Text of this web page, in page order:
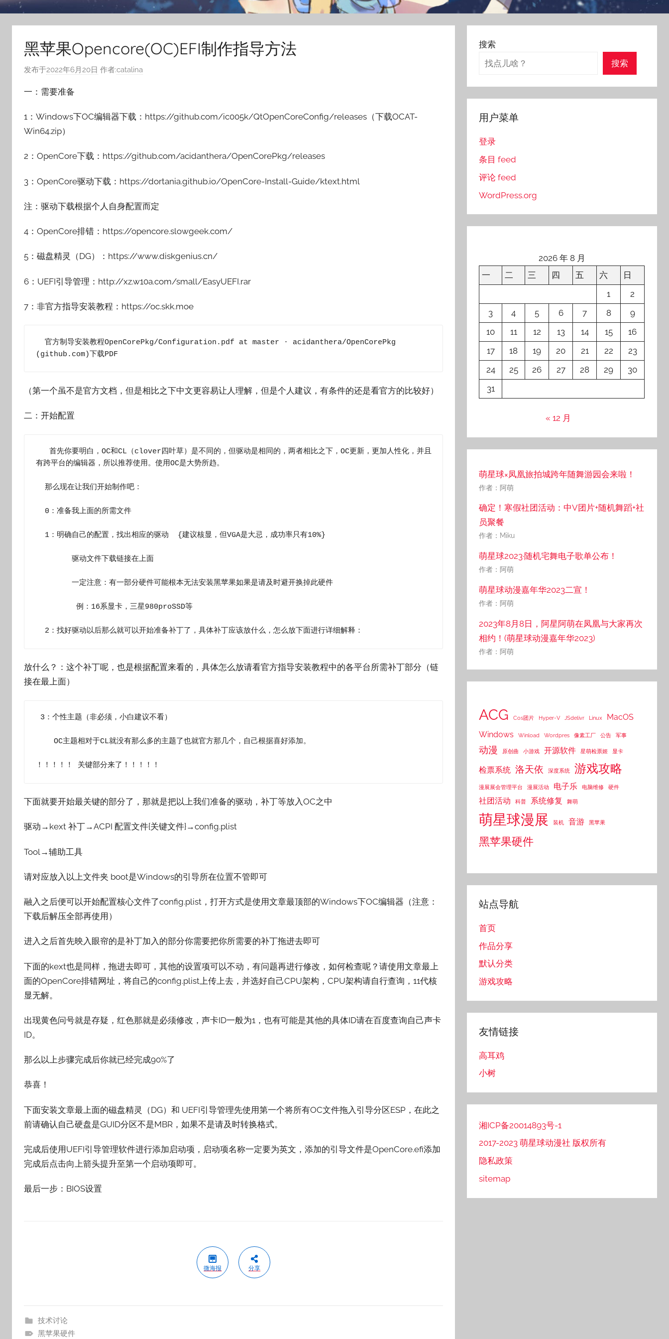
黑苹果Opencore(OC)EFI制作指导方法
发布于2022年6月20日 作者:catalina
一：需要准备
1：Windows下OC编辑器下载：https://github.com/ic005k/QtOpenCoreConfig/releases（下载OCAT-
Win64.zip）
2：OpenCore下载：https://github.com/acidanthera/OpenCorePkg/releases
3：OpenCore驱动下载：https://dortania.github.io/OpenCore-Install-Guide/ktext.html
注：驱动下载根据个人自身配置而定
4：OpenCore排错：https://opencore.slowgeek.com/
5：磁盘精灵（DG）：https://www.diskgenius.cn/
6：UEFI引导管理：http://xz.w10a.com/small/EasyUEFI.rar
7：非官方指导安装教程：https://oc.skk.moe
(github.com)下载PDF
（第一个虽不是官方文档，但是相比之下中文更容易让人理解，但是个人建议，有条件的还是看官方的比较好）
二：开始配置
有跨平台的编辑器，所以推荐使用。使用OC是大势所趋。
  2：找好驱动以后那么就可以开始准备补丁了，具体补丁应该放什么，怎么放下面进行详细解释：
放什么？：这个补丁呢，也是根据配置来看的，具体怎么放请看官方指导安装教程中的各平台所需补丁部分（链
接在最上面）
！！！！！ 关键部分来了！！！！！
下面就要开始最关键的部分了，那就是把以上我们准备的驱动，补丁等放入OC之中
驱动→kext 补丁→ACPI 配置文件{关键文件}→config.plist
Tool→辅助工具
请对应放入以上文件夹 boot是Windows的引导所在位置不管即可
融入之后便可以开始配置核心文件了config.plist，打开方式是使用文章最顶部的Windows下OC编辑器（注意：
下载后解压全部再使用）
进入之后首先映入眼帘的是补丁加入的部分你需要把你所需要的补丁拖进去即可
下面的kext也是同样，拖进去即可，其他的设置项可以不动，有问题再进行修改，如何检查呢？请使用文章最上
面的OpenCore排错网址，将自己的config.plist上传上去，并选好自己CPU架构，CPU架构请自行查询，11代核
显无解。
出现黄色问号就是存疑，红色那就是必须修改，声卡ID一般为1，也有可能是其他的具体ID请在百度查询自己声卡
ID。
那么以上步骤完成后你就已经完成90%了
恭喜！
下面安装文章最上面的磁盘精灵（DG）和 UEFI引导管理先使用第一个将所有OC文件拖入引导分区ESP，在此之
前请确认自己硬盘是GUID分区不是MBR，如果不是请及时转换格式。
完成后使用UEFI引导管理软件进行添加启动项，启动项名称一定要为英文，添加的引导文件是OpenCore.efi添加
完成后点击向上箭头提升至第一个启动项即可。
最后一步：BIOS设置
微海报 分享
技术讨论
黑苹果硬件
搜索
搜索
用户菜单
登录
条目 feed
评论 feed
WordPress.org
2026 年 8 月
一
二 三 四 五 六
日
1
2
3
4 5 6 7 8
9
10
11 12 13 14 15
16
17
18 19 20 21 22
23
24
25 26 27 28 29
30
31
« 12 月
萌星球×凤凰旅拍城跨年随舞游园会来啦！
作者：阿萌
确定！寒假社团活动：中V团片+随机舞蹈+社
员聚餐
作者：Miku
萌星球2023·随机宅舞电子歌单公布！
作者：阿萌
萌星球动漫嘉年华2023二宣！
作者：阿萌
2023年8月8日，阿星阿萌在凤凰与大家再次
相约！(萌星球动漫嘉年华2023)
作者：阿萌
ACG Cos团片 Hyper-V JSdelivr Linux
MacOS
Windows
Winload Wordpres 像素工厂 公告 军事
动漫 原创曲 小游戏 开源软件 星萌检票姬 显卡
检票系统 洛天依 深度系统 游戏攻略
漫展展会管理平台 漫展活动 电子乐 电脑维修 硬件
社团活动 科普 系统修复 舞萌
萌星球漫展 装机 音游 黑苹果
黑苹果硬件
站点导航
首页
作品分享
默认分类
游戏攻略
友情链接
高耳鸡
小树
湘ICP备20014893号-1
2017-2023 萌星球动漫社 版权所有
隐私政策
sitemap